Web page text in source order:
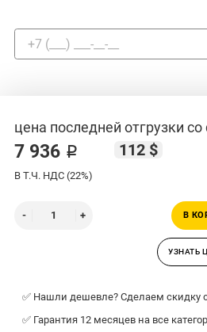
цена последней отгрузки со
7 936 ₽ 112 $
В Т.Ч. НДС (22%)
В
УЗНАТЬ
✅ Нашли дешевле? Сделаем скидку
✅ Гарантия 12 месяцев на все